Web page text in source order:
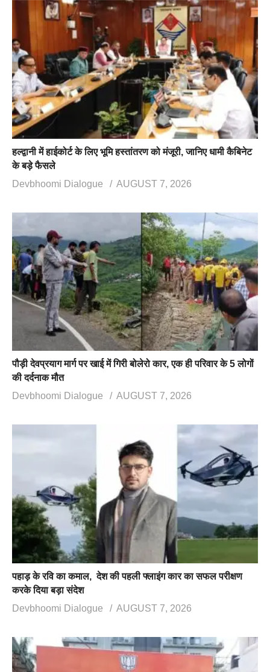
हल्द्वानी में हाईकोर्ट के लिए भूमि हस्तांतरण को मंजूरी, जानिए धामी कैबिनेट
के बड़े फैसले
Devbhoomi Dialogue
AUGUST 7, 2026
पौड़ी देवप्रयाग मार्ग पर खाई में गिरी बोलेरो कार, एक ही परिवार के 5 लोगों
की दर्दनाक मौत
Devbhoomi Dialogue
AUGUST 7, 2026
पहाड़ के रवि का कमाल, देश की पहली फ्लाइंग कार का सफल परीक्षण
करके दिया बड़ा संदेश
Devbhoomi Dialogue
AUGUST 7, 2026